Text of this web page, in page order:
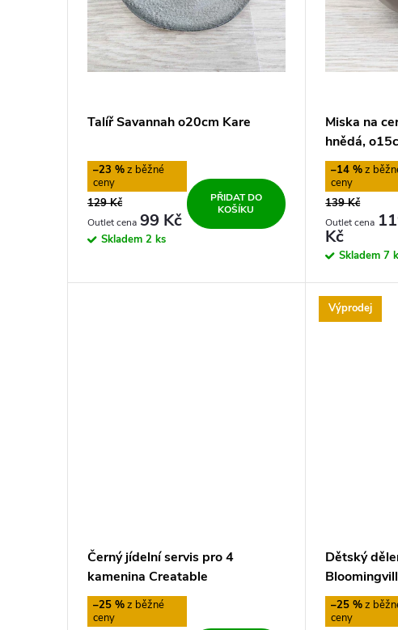
k
Talíř Savannah o20cm Kare
–23 %
129 Kč
99 Kč
Skladem 2 ks
PŘIDAT DO
KOŠÍKU
Miska na
hnědá,
–14 %
139 Kč
Kč
Skladem7
Černý jídelní servis pro 4
kamenina Creatable
–25 %
Výprodej
Dětský
–25 %